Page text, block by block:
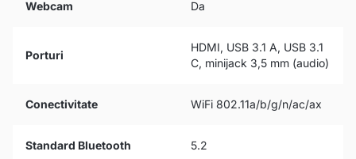
Webcam Da
Porturi
HDMI, USB 3.1 A, USB 3.1
C, minijack 3,5 mm (audio)
Conectivitate WiFi 802.11a/b/g/n/ac/ax
Standard Bluetooth 5.2